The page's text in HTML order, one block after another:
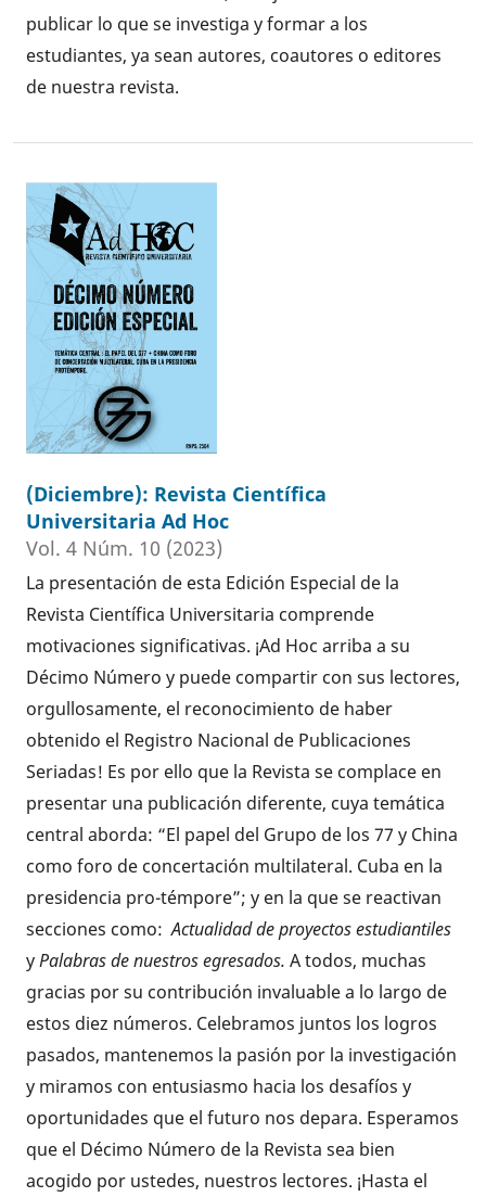
publicar lo que se investiga y formar a los
estudiantes, ya sean autores, coautores o editores
de nuestra revista.
(Diciembre): Revista Científica
Universitaria Ad Hoc
Vol. 4 Núm. 10 (2023)
La presentación de esta Edición Especial de la
Revista Científica Universitaria comprende
motivaciones significativas. ¡Ad Hoc arriba a su
Décimo Número y puede compartir con sus lectores,
orgullosamente, el reconocimiento de haber
obtenido el Registro Nacional de Publicaciones
Seriadas! Es por ello que la Revista se complace en
presentar una publicación diferente, cuya temática
central aborda: “El papel del Grupo de los 77 y China
como foro de concertación multilateral. Cuba en la
presidencia pro-témpore”; y en la que se reactivan
secciones como:Actualidad de proyectos estudiantiles
yPalabras de nuestros egresados. A todos, muchas
gracias por su contribución invaluable a lo largo de
estos diez números. Celebramos juntos los logros
pasados, mantenemos la pasión por la investigación
y miramos con entusiasmo hacia los desafíos y
oportunidades que el futuro nos depara. Esperamos
que el Décimo Número de la Revista sea bien
acogido por ustedes, nuestros lectores. ¡Hasta el